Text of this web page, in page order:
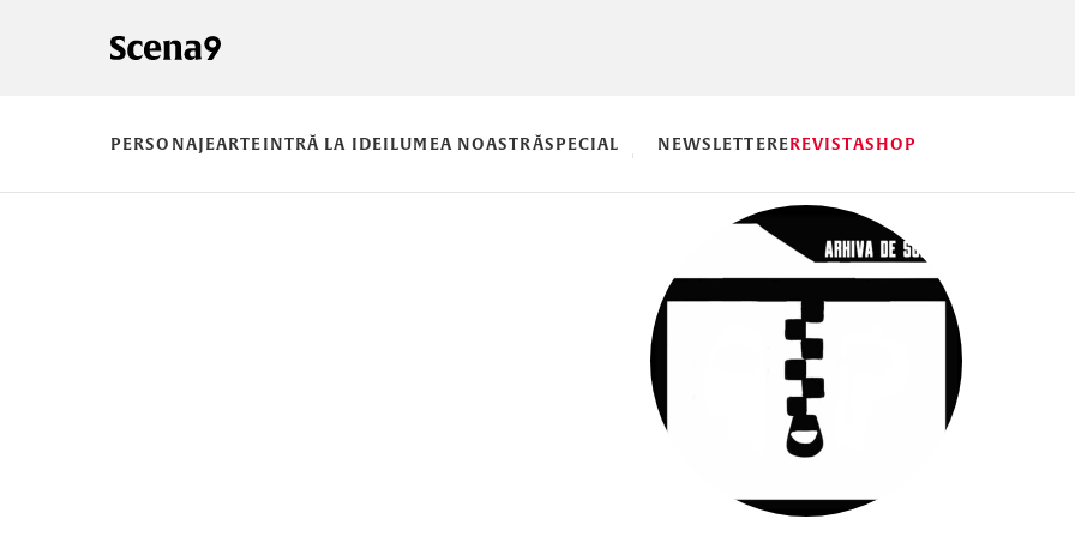
PERSONAJEARTEINTRĂ LA IDEILUMEA NOASTRĂSPECIAL NEWSLETTEREREVISTASHOP